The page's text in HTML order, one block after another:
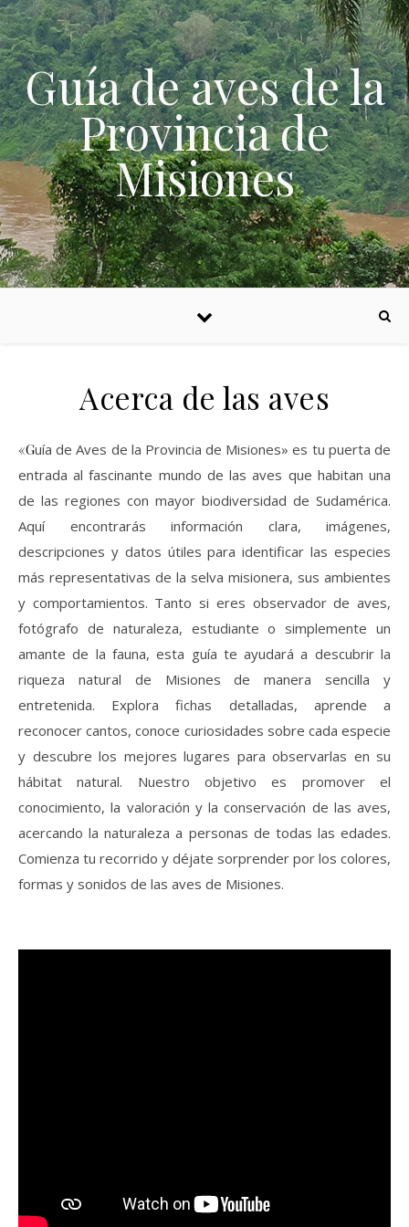
Skip to content
Guía de aves de la
Provincia de
Misiones
Acerca de las aves
«Guía de Aves de la Provincia de Misiones» es tu puerta de
entrada al fascinante mundo de las aves que habitan una
de las regiones con mayor biodiversidad de Sudamérica.
Aquí encontrarás información clara, imágenes,
descripciones y datos útiles para identificar las especies
más representativas de la selva misionera, sus ambientes
y comportamientos. Tanto si eres observador de aves,
fotógrafo de naturaleza, estudiante o simplemente un
amante de la fauna, esta guía te ayudará a descubrir la
riqueza natural de Misiones de manera sencilla y
entretenida. Explora fichas detalladas, aprende a
reconocer cantos, conoce curiosidades sobre cada especie
y descubre los mejores lugares para observarlas en su
hábitat natural. Nuestro objetivo es promover el
conocimiento, la valoración y la conservación de las aves,
acercando la naturaleza a personas de todas las edades.
Comienza tu recorrido y déjate sorprender por los colores,
formas y sonidos de las aves de Misiones.